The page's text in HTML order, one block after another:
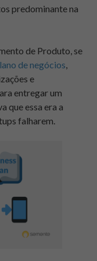
predominante na
de Produto, se
de negócios,
e
entregar um
que essa era a
falharem.